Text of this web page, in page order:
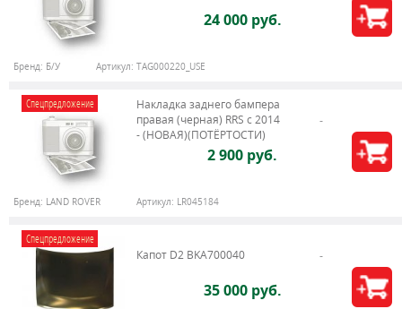
24 000 руб.
Бренд: Б/У Артикул: TAG000220_USE
Спецпредложение
Накладка заднего бампера
правая (черная) RRS c 2014
- (НОВАЯ)(ПОТЁРТОСТИ)
2 900 руб.
Бренд: LAND ROVER Артикул: LR045184
Спецпредложение
Капот D2 BKA700040
35 000 руб.